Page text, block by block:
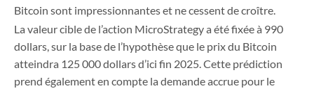
Bitcoin sont impressionnantes et ne cessent de croître.
La valeur cible de l’action MicroStrategy a été fixée à 990
dollars, sur la base de l’hypothèse que le prix du Bitcoin
atteindra 125 000 dollars d’ici fin 2025. Cette prédiction
prend également en compte la demande accrue pour le